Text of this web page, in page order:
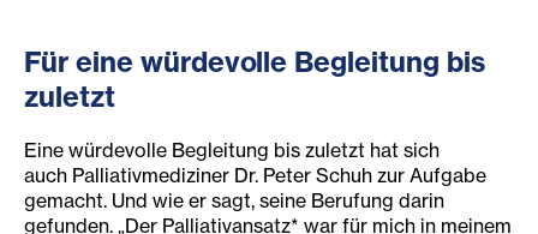
Für eine würdevolle Begleitung bis
zuletzt
Eine würdevolle Begleitung bis zuletzt hat sich
auch Palliativmediziner Dr. Peter Schuh zur Aufgabe
gemacht. Und wie er sagt, seine Berufung darin
gefunden. „Der Palliativansatz* war für mich in meinem